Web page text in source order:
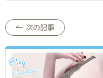
次の記事
Blog
@Academy